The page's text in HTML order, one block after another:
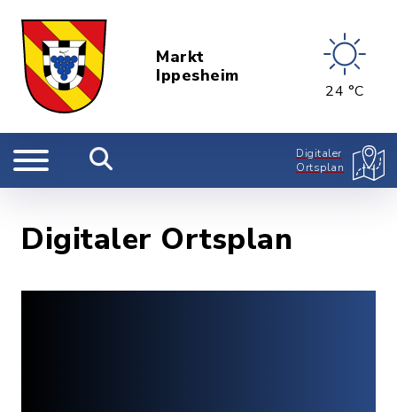
Markt
Ippesheim
24 °C
Digitaler
Ortsplan
Digitaler Ortsplan